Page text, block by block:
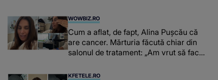
WOWBIZ.RO
Cum a aflat, de fapt, Alina Pușcău că
are cancer. Mărturia făcută chiar din
salonul de tratament: „Am vrut să fac
înțepe sânul”
KFETELE.RO